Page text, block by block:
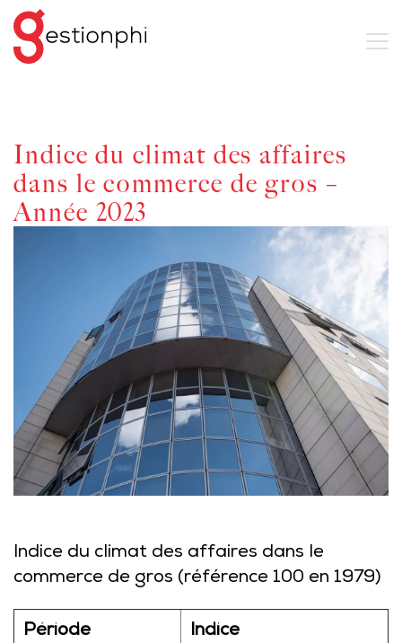
Indice du climat des affaires
dans le commerce de gros –
Année 2023
Indice du climat des affaires dans le
commerce de gros (référence 100 en 1979)
Période Indice